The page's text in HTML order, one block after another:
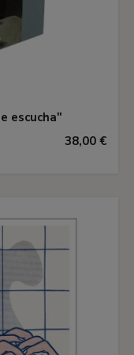
escucha"
38,00 €